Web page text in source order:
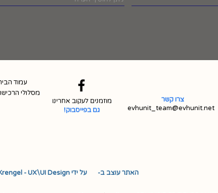
עמוד
מסלולי
מוזמנים לעקוב אחרינו
גם בפייסבוק!
צרו קשר
evhunit_team@evhunit.net
האתר עוצב ב- ​ ​ על ידי Karin Krengel - UX\UI Design